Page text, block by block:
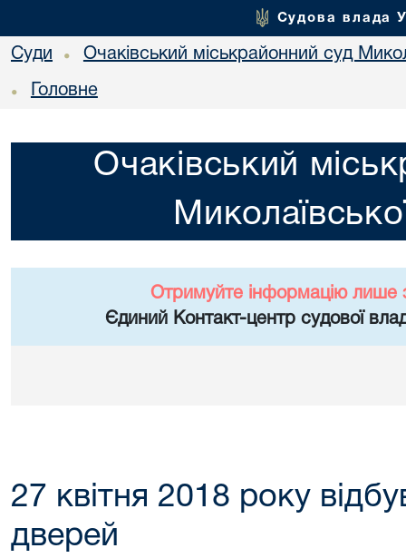
Судова влада
Суди • Очаківський міськрайонний суд
• Головне
Очаківський
Отримуйте інформацію лише
Єдиний Контакт-центр судової
27 квітня 2018 року
дверей